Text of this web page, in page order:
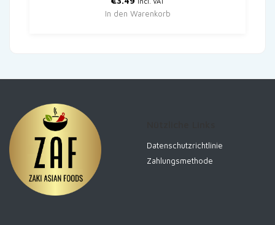
In den Warenkorb
Datenschutzrichtlinie
Zahlungsmethode